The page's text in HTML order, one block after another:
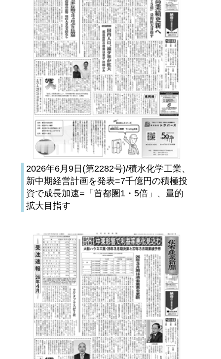
2026年6月9日(第2282号)/積水化学工業、
新中期経営計画を発表=7千億円の積極投
資で成長加速=「首都圏1・5倍」、量的
拡大目指す